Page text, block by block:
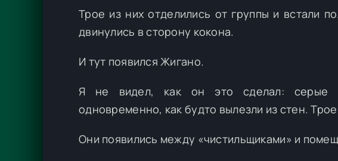
Трое из них отделились от группы и встали
двинулись в сторону кокона.
И тут появился Жигано.
Я не видел, как он это сделал: серые
одновременно, как будто вылезли из стен.
Они появились между «чистильщиками» и